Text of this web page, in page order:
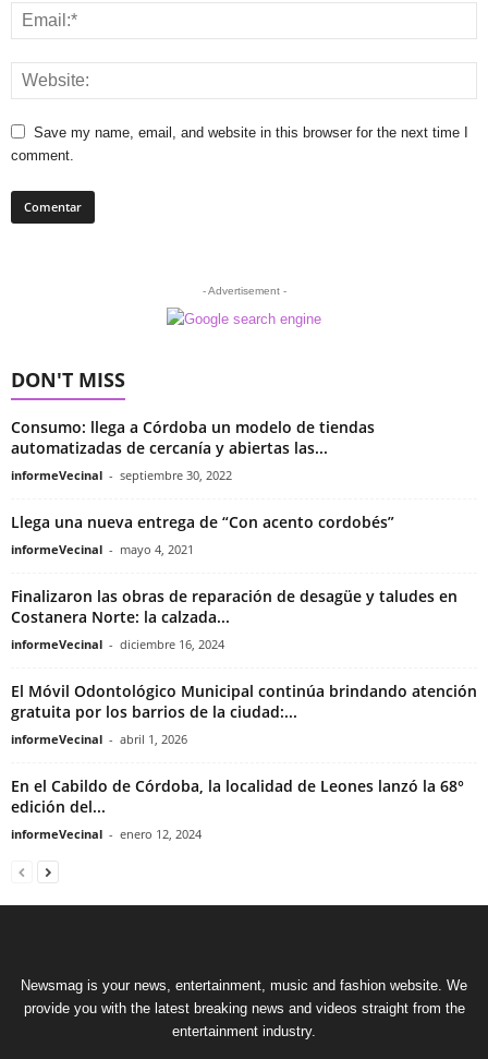
Save my name, email, and website in this browser for the next time I
comment.
- Advertisement -
DON'T MISS
Consumo: llega a Córdoba un modelo de tiendas
automatizadas de cercanía y abiertas las...
informeVecinal - septiembre 30, 2022
Llega una nueva entrega de “Con acento cordobés”
informeVecinal - mayo 4, 2021
Finalizaron las obras de reparación de desagüe y taludes en
Costanera Norte: la calzada...
informeVecinal - diciembre 16, 2024
El Móvil Odontológico Municipal continúa brindando atención
gratuita por los barrios de la ciudad:...
informeVecinal - abril 1, 2026
En el Cabildo de Córdoba, la localidad de Leones lanzó la 68°
edición del...
informeVecinal - enero 12, 2024
Newsmag is your news, entertainment, music and fashion website. We
provide you with the latest breaking news and videos straight from the
entertainment industry.